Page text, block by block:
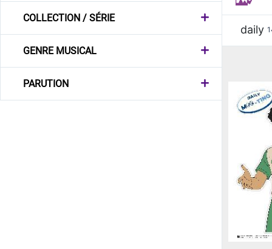
COLLECTION / SÉRIE
GENRE MUSICAL
PARUTION
daily